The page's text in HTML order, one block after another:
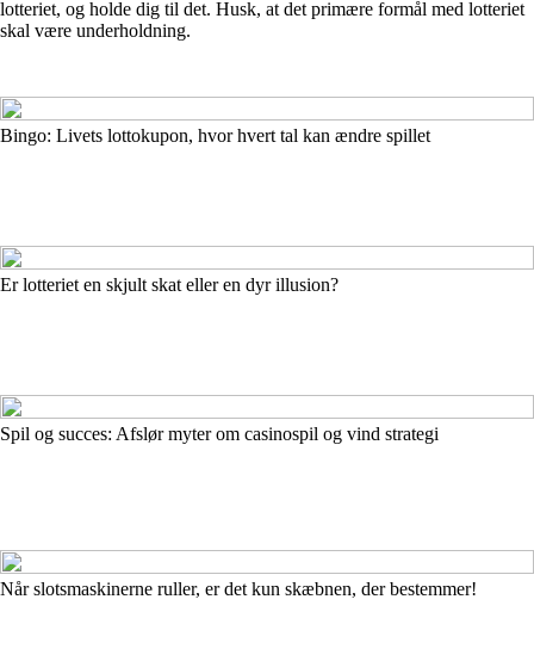
lotteriet, og holde dig til det. Husk, at det primære formål med lotteriet
skal være underholdning.
Bingo: Livets lottokupon, hvor hvert tal kan ændre spillet
Er lotteriet en skjult skat eller en dyr illusion?
Spil og succes: Afslør myter om casinospil og vind strategi
Når slotsmaskinerne ruller, er det kun skæbnen, der bestemmer!